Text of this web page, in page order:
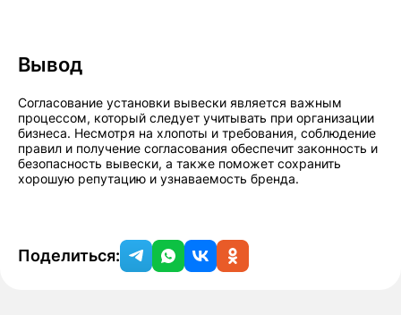
Вывод
Согласование установки вывески является важным
процессом, который следует учитывать при организации
бизнеса. Несмотря на хлопоты и требования, соблюдение
правил и получение согласования обеспечит законность и
безопасность вывески, а также поможет сохранить
хорошую репутацию и узнаваемость бренда.
Поделиться: